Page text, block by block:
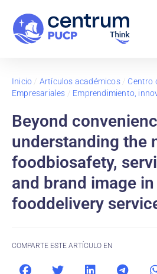
Inicio / Artículos académicos/ Centro
Empresariales / Emprendimiento,
Beyond
understanding the
foodbiosafety,
and brand image
fooddelivery
COMPARTE ESTE ARTÍCULO EN